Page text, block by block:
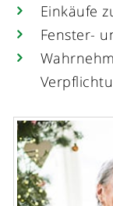
Einkäufe
Fenster-